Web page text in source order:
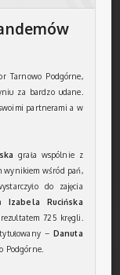
Tarnowo Podgórne,
za bardzo udane.
partnerami a w
grała wspólnie z
wynikiem wśród pań,
do zajęcia
Izabela Rucińska
725 kręgli.
– Danuta
Podgórne.